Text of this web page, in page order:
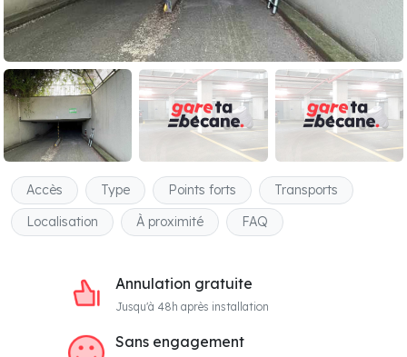
Accès Type Points forts
Transports
Localisation
À proximité FAQ
Annulation gratuite
Jusqu'à 48h après installation
Sans engagement